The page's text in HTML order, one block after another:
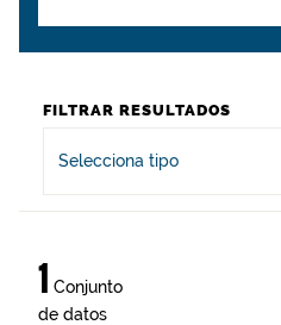
FILTRAR RESULTADOS
Selecciona tipo
1 Conjunto
de datos